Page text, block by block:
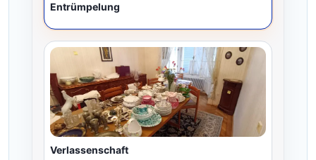
Entrümpelung
Verlassenschaft